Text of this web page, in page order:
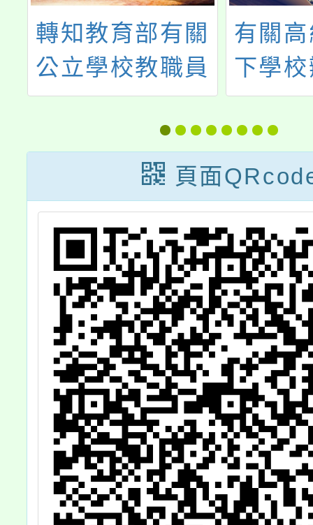
轉知教育部有關
公立學校教職員
退休資遣撫卹條
例（以下簡稱退
撫條例）第77條
第1項第2款所定
團體或機構範圍
異動一案
有關
下學
解聘
停聘
頁面